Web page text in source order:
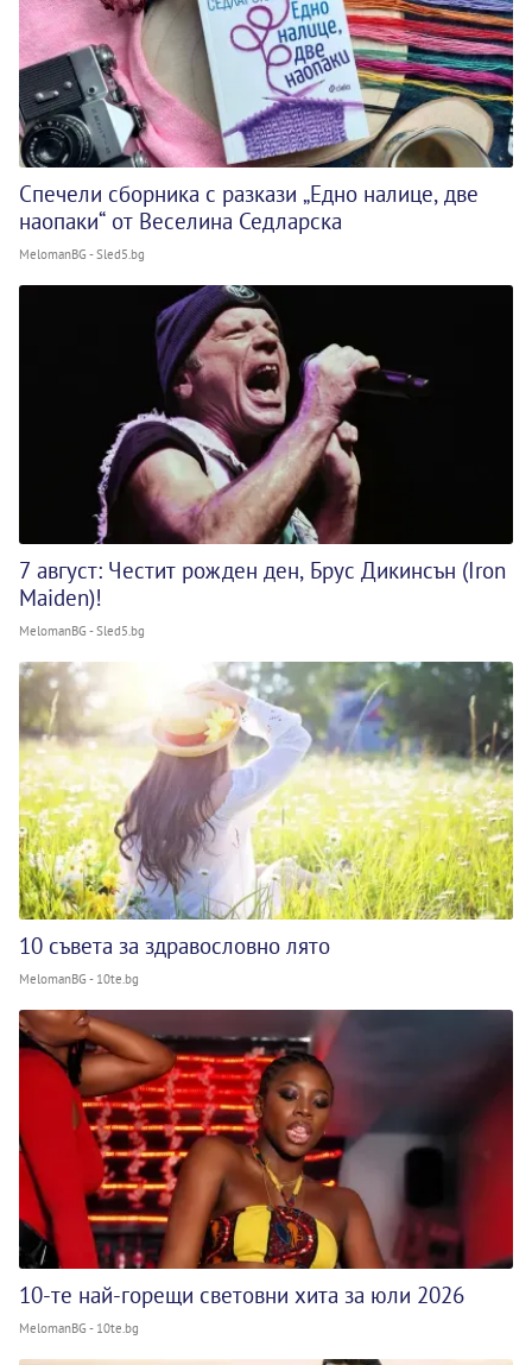
Спечели сборника с разкази „Едно налице, две
наопаки“ от Веселина Седларска
MelomanBG - Sled5.bg
7 август: Честит рожден ден, Брус Дикинсън (Iron
Maiden)!
MelomanBG - Sled5.bg
10 съвета за здравословно лято
MelomanBG - 10te.bg
10-те най-горещи световни хита за юли 2026
MelomanBG - 10te.bg